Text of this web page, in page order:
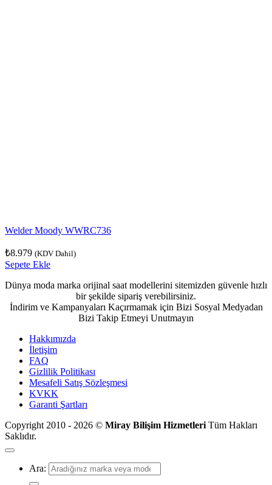
Welder Moody WWRC736
₺8.979 (KDV Dahil)
Sepete Ekle
Dünya moda marka orijinal saat modellerini sitemizden güvenle hızlı
bir şekilde sipariş verebilirsiniz.
İndirim ve Kampanyaları Kaçırmamak için Bizi Sosyal Medyadan
Bizi Takip Etmeyi Unutmayın
Hakkımızda
İletişim
FAQ
Gizlilik Politikası
Mesafeli Satış Sözleşmesi
KVKK
Garanti Şartları
Copyright 2010 - 2026 © Miray Bilişim Hizmetleri Tüm Hakları
Saklıdır.
Ara: